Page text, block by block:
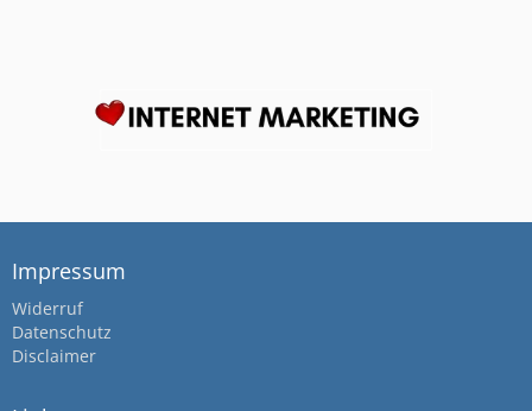
Impressum
Widerruf
Datenschutz
Disclaimer